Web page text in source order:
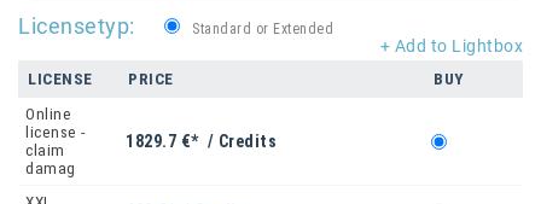
+ Add to Lightbox
Licensetyp: Standard or Extended
LICENSE PRICE
BUY
Online
license -
claim
damag
1829.7 €* / Credits